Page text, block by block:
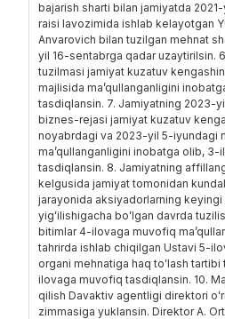
bajarish sharti bilan jamiyatda
raisi lavozimida ishlab kelayotgan
Anvarovich bilan tuzilgan mehnat
yil 16-sentabrga qadar uzaytirilsin.
tuzilmasi jamiyat kuzatuv
majlisida maʼqullanganligini
tasdiqlansin. 7. Jamiyatning 2023-
biznes-rejasi jamiyat kuzatuv
noyabrdagi va 2023-yil 5-iyundagi
maʼqullanganligini inobatga olib,
tasdiqlansin. 8. Jamiyatning
kelgusida jamiyat tomonidan
jarayonida aksiyadorlarning
yigʻilishigacha boʻlgan davrda
bitimlar 4-ilovaga muvofiq
tahrirda ishlab chiqilgan Ustavi 5-
organi mehnatiga haq toʻlash tartibi
ilovaga muvofiq tasdiqlansin. 10.
qilish Davaktiv agentligi direktori
zimmasiga yuklansin. Direktor A.